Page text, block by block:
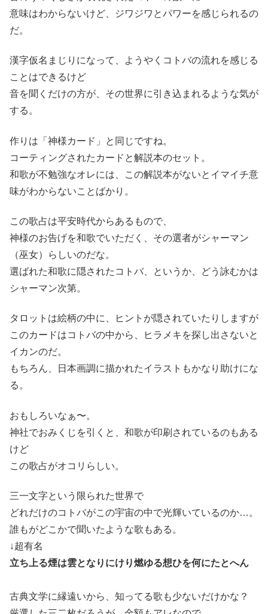
意味はわからないけど、ジワジワとパワーを感じられるの
だ。
漢字仮名まじりになって、ようやくコトバの流れを感じる
ことはできるけど
音を聞くだけの方が、その世界に引き込まれるような気が
する。
作りは「神様カード」と同じですね。
コーティングされたカードと解説本のセット。
和歌が不勉強なオレには、この解説本がないとイマイチ意
味がわからないことばかり。
この歌占は平安時代からあるもので、
神様のお告げを和歌でいただく、その選者がシャーマン
（巫女）らしいのだな。
選ばれた和歌に隠されたコトバ、というか、どう詠むかは
シャーマン次第。
タロットは絵柄の中に、ヒントが隠されていたりしますが
このカードはコトバの中から、ヒラメキを探し出さないと
イカンのだ。
もちろん、日本画調に描かれたイラストもかなり助けにな
る。
おもしろいなぁ〜。
神社でおみくじを引くと、和歌が印刷されているのもある
けど
この歌占がオコリらしい。
三一文字という限られた世界で
どれだけのコトバがこの宇宙の中で光輝いているのか…。
誰もがどこかで聞いたような歌もある。
↓超有名
立ち上る煙は雲となりにけり燃ゆる想ひを何にたとへん
古典文学に縁遠いから、知ってる歌も少ないだけかな？